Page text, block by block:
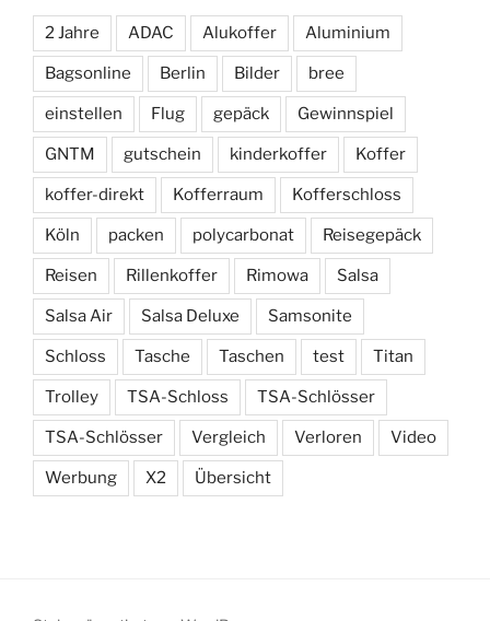
2 Jahre ADAC Alukoffer Aluminium
Bagsonline Berlin Bilder bree
einstellen Flug gepäck Gewinnspiel
GNTM gutschein kinderkoffer Koffer
koffer-direkt Kofferraum Kofferschloss
Köln packen polycarbonat Reisegepäck
Reisen Rillenkoffer Rimowa Salsa
Salsa Air Salsa Deluxe Samsonite
Schloss Tasche Taschen test Titan
Trolley TSA-Schloss TSA-Schlösser
TSA-Schlösser Vergleich Verloren Video
Werbung X2 Übersicht